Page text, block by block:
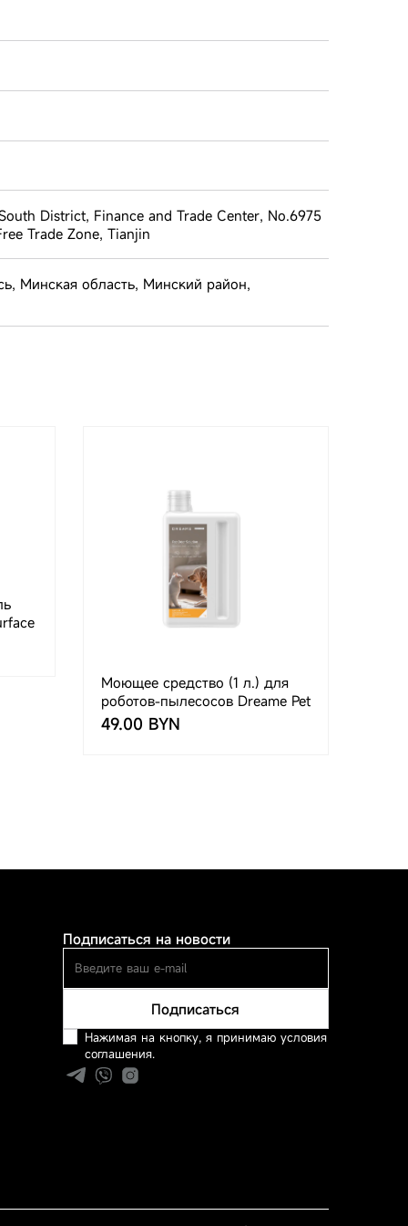
District, Finance and Trade Center, No.6975
Trade Zone, Tianjin
Минская область, Минский район,
Моющее средство (1 л.) для
роботов-пылесосов Dreame Pet
Odor Solution 1L
49.00 BYN
Подписаться на новости
Подписаться
Нажимая на кнопку, я принимаю условия
соглашения.